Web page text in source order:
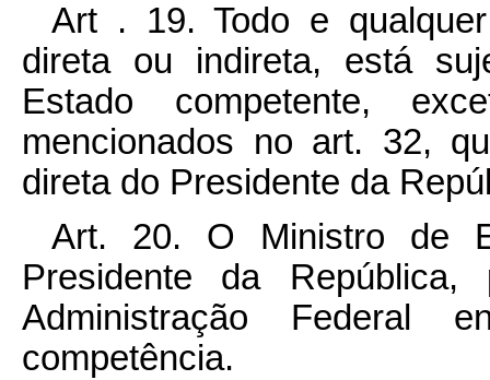
Art . 19. Todo e
direta ou indireta, está
Estado competente,
mencionados no art. 32,
direta do Presidente da
Art. 20. O Ministro de
Presidente da
Administração Federal
competência.